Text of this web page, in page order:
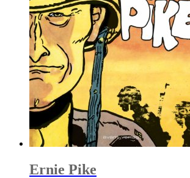
Ernie Pike